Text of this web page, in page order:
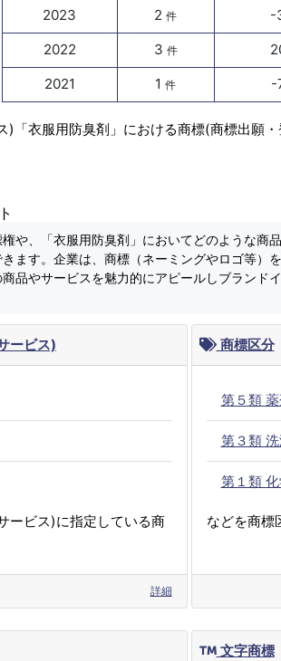
2023 2件 -
2022 3 件
2021 1件 -
「衣服用防臭剤」における商標(商標出願・
権や、「衣服用防臭剤」においてどのような商
ます。企業は、商標（ネーミングやロゴ等）
品やサービスを魅力的にアピールしブランド
ービス)
ービス)に指定している商
詳細
商標区分
第５類
第３類
第１類
などを商標
文字商標